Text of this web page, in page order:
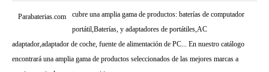
Parabaterias.com
cubre una amplia gama de productos: baterías de computador
portátil,Baterías, y adaptadores de portátiles,AC
adaptador,adaptador de coche, fuente de alimentación de PC... En nuestro catálogo
encontrará una amplia gama de productos seleccionados de las mejores marcas a